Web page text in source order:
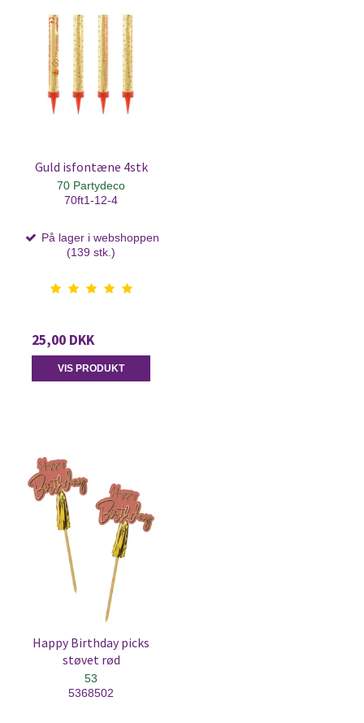
Guld isfontæne 4stk
70 Partydeco
70ft1-12-4
På lager i webshoppen
(139 stk.)
25,00 DKK
VIS PRODUKT
Happy Birthday picks
støvet rød
53
5368502